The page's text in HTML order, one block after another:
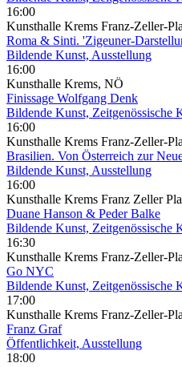
16:00
Kunsthalle Krems Franz-Zeller-
Roma & Sinti. 'Zigeuner-
Bildende Kunst, Ausstellung
16:00
Kunsthalle Krems, NÖ
Finissage Wolfgang Denk
Bildende Kunst, Zeitgenössische
16:00
Kunsthalle Krems Franz-Zeller-
Brasilien. Von Österreich zur
Bildende Kunst, Ausstellung
16:00
Kunsthalle Krems Franz Zeller
Duane Hanson & Peder Balke
Bildende Kunst, Zeitgenössische
16:30
Kunsthalle Krems Franz-Zeller-
Go NYC
Bildende Kunst, Zeitgenössische
17:00
Kunsthalle Krems Franz-Zeller-
Franz Graf
Öffentlichkeit, Ausstellung
18:00